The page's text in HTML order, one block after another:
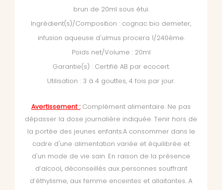
brun de 20ml sous étui.
Ingrédient(s)/Composition : cognac bio demeter,
infusion aqueuse d'ulmus procera 1/240ème.
Poids net/Volume : 20ml
Garantie(s) : Certifié AB par ecocert.
Utilisation : 3 à 4 gouttes, 4 fois par jour.
Avertissement : Complément alimentaire. Ne pas
dépasser la dose journalière indiquée. Tenir hors de
la portée des jeunes enfants.A consommer dans le
cadre d'une alimentation variée et équilibrée et
d'un mode de vie sain. En raison de la présence
d’alcool, déconseillés aux personnes souffrant
d’éthylisme, aux femme enceintes et allaitantes. A